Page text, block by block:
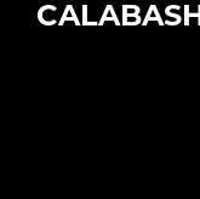
CALABASH